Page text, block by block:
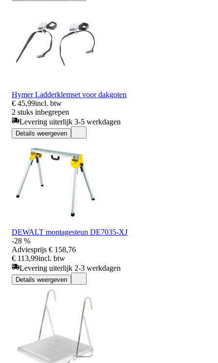
Hymer Ladderklemset voor dakgoten
€ 45,99incl. btw
2 stuks inbegrepen
Levering uiterlijk 3-5 werkdagen
Details weergeven
DEWALT montagesteun DE7035-XJ
-28 %
Adviesprijs € 158,76
€ 113,99incl. btw
Levering uiterlijk 2-3 werkdagen
Details weergeven